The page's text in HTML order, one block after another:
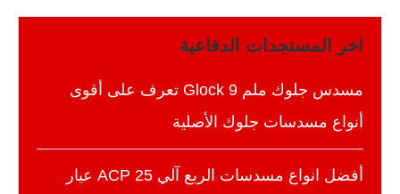
اخر المستجدات الدفاعية
مسدس جلوك ملم 9 Glock تعرف على أقوى
أنواع مسدسات جلوك الأصلية
أفضل انواع مسدسات الربع آلي 25 ACP عيار